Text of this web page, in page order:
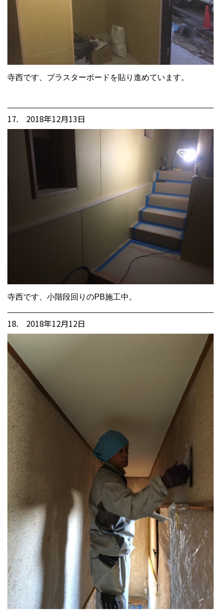
寺西です、プラスターボードを貼り進めています。
17. 2018年12月13日
寺西です、小階段回りのPB施工中。
18. 2018年12月12日